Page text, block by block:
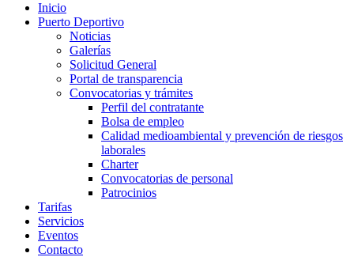
Inicio
Puerto Deportivo
Noticias
Galerías
Solicitud General
Portal de transparencia
Convocatorias y trámites
Perfil del contratante
Bolsa de empleo
Calidad medioambiental y prevención de riesgos
laborales
Charter
Convocatorias de personal
Patrocinios
Tarifas
Servicios
Eventos
Contacto